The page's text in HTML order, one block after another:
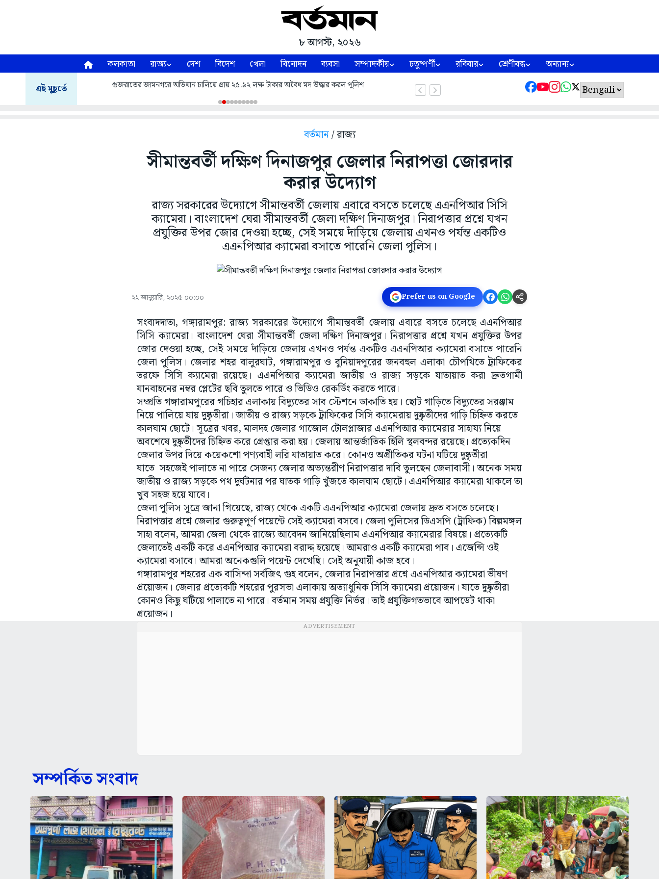
৮ আগস্ট, ২০২৬
কলকাতা রাজ্য দেশ বিদেশ খেলা বিনোদন ব্যবসা সম্পাদকীয় চতুষ্পর্ণী রবিবার শ্রেণীবদ্ধ অন্যান্য
এই মুহূর্তে গুজরাতের জামনগরে অভিযান চালিয়ে প্রায় ২৫.৯২ লক্ষ টাকার অবৈধ মদ উদ্ধার করল পুলিশ
বর্তমান/ রাজ্য
সীমান্তবর্তী দক্ষিণ দিনাজপুর জেলার নিরাপত্তা জোরদার
করার উদ্যোগ
রাজ্য সরকারের উদ্যোগে সীমান্তবর্তী জেলায় এবারে বসতে চলেছে এএনপিআর সিসি
ক্যামেরা। বাংলাদেশ ঘেরা সীমান্তবর্তী জেলা দক্ষিণ দিনাজপুর। নিরাপত্তার প্রশ্নে যখন
প্রযুক্তির উপর জোর দেওয়া হচ্ছে, সেই সময়ে দাঁড়িয়ে জেলায় এখনও পর্যন্ত একটিও
এএনপিআর ক্যামেরা বসাতে পারেনি জেলা পুলিস।
২২ জানুয়ারি, ২০২৫ ০০:০০ Prefer us on Google
সংবাদদাতা, গঙ্গারামপুর: রাজ্য সরকারের উদ্যোগে সীমান্তবর্তী জেলায় এবারে বসতে চলেছে এএনপিআর
সিসি ক্যামেরা। বাংলাদেশ ঘেরা সীমান্তবর্তী জেলা দক্ষিণ দিনাজপুর। নিরাপত্তার প্রশ্নে যখন প্রযুক্তির উপর
জোর দেওয়া হচ্ছে, সেই সময়ে দাঁড়িয়ে জেলায় এখনও পর্যন্ত একটিও এএনপিআর ক্যামেরা বসাতে পারেনি
জেলা পুলিস। জেলার শহর বালুরঘাট, গঙ্গারামপুর ও বুনিয়াদপুরের জনবহুল এলাকা চৌপথিতে ট্রাফিকের
তরফে সিসি ক্যামেরা রয়েছে। এএনপিআর ক্যামেরা জাতীয় ও রাজ্য সড়কে যাতায়াত করা দ্রুতগামী
যানবাহনের নম্বর প্লেটের ছবি তুলতে পারে ও ভিডিও রেকর্ডিং করতে পারে।
সম্প্রতি গঙ্গারামপুরের গচিহার এলাকায় বিদ্যুতের সাব স্টেশনে ডাকাতি হয়। ছোট গাড়িতে বিদ্যুতের সরঞ্জাম
নিয়ে পালিয়ে যায় দুষ্কৃতীরা। জাতীয় ও রাজ্য সড়কে ট্রাফিকের সিসি ক্যামেরায় দুষ্কৃতীদের গাড়ি চিহ্নিত করতে
কালঘাম ছোটে। সূত্রের খবর, মালদহ জেলার গাজোল টোলপ্লাজার এএনপিআর ক্যামেরার সাহায্য নিয়ে
অবশেষে দুষ্কৃতীদের চিহ্নিত করে গ্রেপ্তার করা হয়। জেলায় আন্তর্জাতিক হিলি স্থলবন্দর রয়েছে। প্রত্যেকদিন
জেলার উপর দিয়ে কয়েকশো পণ্যবাহী লরি যাতায়াত করে। কোনও অপ্রীতিকর ঘটনা ঘটিয়ে দুষ্কৃতীরা
যাতে সহজেই পালাতে না পারে সেজন্য জেলার অভ্যন্তরীণ নিরাপত্তার দাবি তুলছেন জেলাবাসী। অনেক সময়
জাতীয় ও রাজ্য সড়কে পথ দুর্ঘটনার পর ঘাতক গাড়ি খুঁজতে কালঘাম ছোটে। এএনপিআর ক্যামেরা থাকলে তা
খুব সহজ হয়ে যাবে।
জেলা পুলিস সূত্রে জানা গিয়েছে, রাজ্য থেকে একটি এএনপিআর ক্যামেরা জেলায় দ্রুত বসতে চলেছে।
নিরাপত্তার প্রশ্নে জেলার গুরুত্বপূর্ণ পয়েন্টে সেই ক্যামেরা বসবে। জেলা পুলিসের ডিএসপি (ট্রাফিক) বিল্লমঙ্গল
সাহা বলেন, আমরা জেলা থেকে রাজ্যে আবেদন জানিয়েছিলাম এএনপিআর ক্যামেরার বিষয়ে। প্রত্যেকটি
জেলাতেই একটি করে এএনপিআর ক্যামেরা বরাদ্দ হয়েছে। আমরাও একটি ক্যামেরা পাব। এজেন্সি ওই
ক্যামেরা বসাবে। আমরা অনেকগুলি পয়েন্ট দেখেছি। সেই অনুযায়ী কাজ হবে।
গঙ্গারামপুর শহরের এক বাসিন্দা সর্বজিৎ গুহ বলেন, জেলার নিরাপত্তার প্রশ্নে এএনপিআর ক্যামেরা ভীষণ
প্রয়োজন। জেলার প্রত্যেকটি শহরের পুরসভা এলাকায় অত্যাধুনিক সিসি ক্যামেরা প্রয়োজন। যাতে দুষ্কৃতীরা
কোনও কিছু ঘটিয়ে পালাতে না পারে। বর্তমান সময় প্রযুক্তি নির্ভর। তাই প্রযুক্তিগতভাবে আপডেট থাকা
প্রয়োজন।
ADVERTISEMENT
সম্পর্কিত সংবাদ